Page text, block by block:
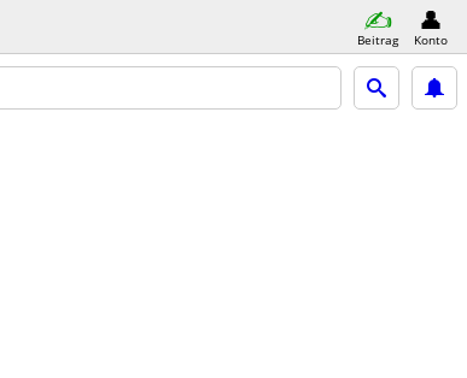
Beitrag Konto